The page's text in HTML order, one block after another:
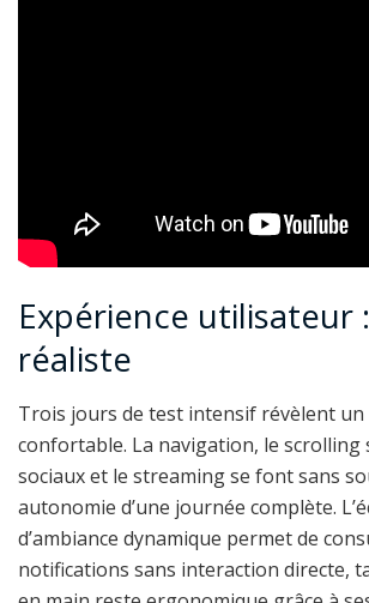
Expérience utilisateur
réaliste
Trois jours de test intensif révèlent
confortable. La navigation, le scrolling
sociaux et le streaming se font sans
autonomie d’une journée complète.
d’ambiance dynamique permet de
notifications sans interaction directe,